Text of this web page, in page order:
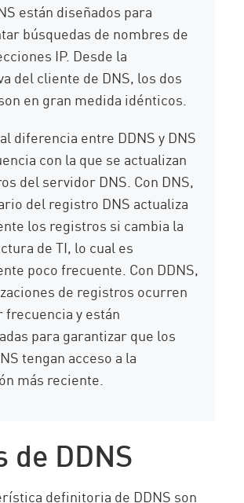
están diseñados para
búsquedas de nombres de
IP. Desde la
del cliente de DNS, los dos
en gran medida idénticos.
diferencia entre DDNS y DNS
con la que se actualizan
del servidor DNS. Con DNS,
del registro DNS actualiza
los registros si cambia la
de TI, lo cual es
poco frecuente. Con DDNS,
de registros ocurren
frecuencia y están
para garantizar que los
tengan acceso a la
más reciente.
de DDNS
definitoria de DDNS son